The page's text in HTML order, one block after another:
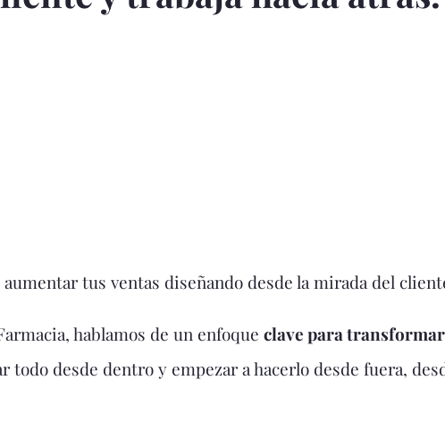
tus ventas diseñando desde la mirada del
hablamos de un enfoque clave para
todo desde dentro y empezar a hacerlo desde fuera,